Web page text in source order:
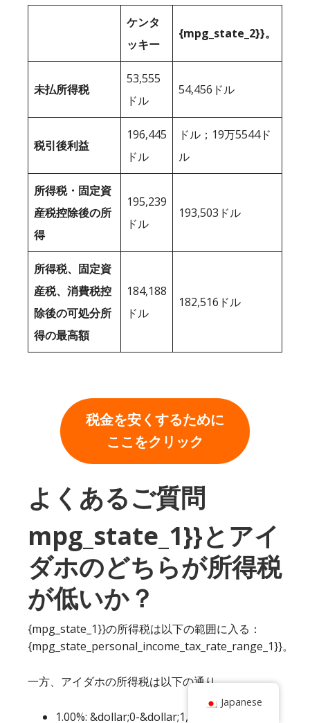
ケンタ
ッキー
{mpg_state_2}}。
未払所得税
53,555
ドル
54,456ドル
税引後利益
196,445
ドル
ドル；19万5544ド
ル
所得税・固定資
産税控除後の所
得
195,239
ドル
193,503ドル
所得税、固定資
産税、消費税控
除後の可処分所
得の最高額
184,188
ドル
182,516ドル
税金を安くするために
ここをクリック
よくあるご質問
mpg_state_1}}とアイ
ダホのどちらが所得税
が低いか？
{mpg_state_1}}の所得税は以下の範囲に入る：
{mpg_state_personal_income_tax_rate_range_1}}。
一方、アイダホの所得税は以下の通り。
1.00%: &dollar;0-&dollar;1,662
Japanese